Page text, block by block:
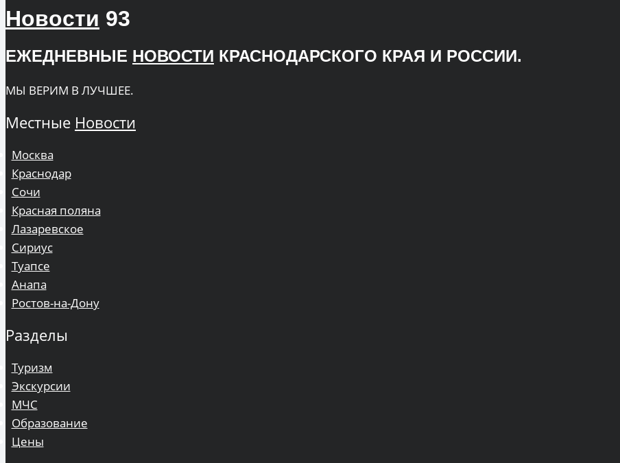
Новости 93
ЕЖЕДНЕВНЫЕ НОВОСТИ КРАСНОДАРСКОГО КРАЯ И РОССИИ.
МЫ ВЕРИМ В ЛУЧШЕЕ.
Местные Новости
Москва
Краснодар
Сочи
Красная поляна
Лазаревское
Сириус
Туапсе
Анапа
Ростов-на-Дону
Разделы
Туризм
Экскурсии
МЧС
Образование
Цены